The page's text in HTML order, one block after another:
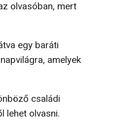
olvasóban, mert
egy baráti
amelyek
családi
lehet olvasni.